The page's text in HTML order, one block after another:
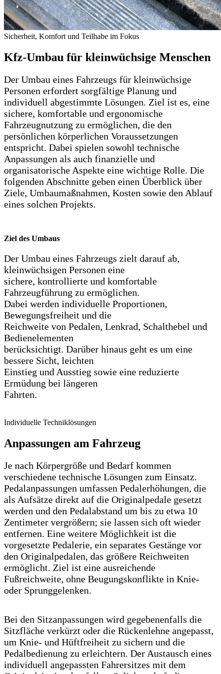
Sicherheit, Komfort und Teilhabe im Fokus
Kfz-Umbau für kleinwüchsige Menschen
Der Umbau eines Fahrzeugs für kleinwüchsige
Personen erfordert sorgfältige Planung und
individuell abgestimmte Lösungen. Ziel ist es, eine
sichere, komfortable und ergonomische
Fahrzeugnutzung zu ermöglichen, die den
persönlichen körperlichen Voraussetzungen
entspricht. Dabei spielen sowohl technische
Anpassungen als auch finanzielle und
organisatorische Aspekte eine wichtige Rolle. Die
folgenden Abschnitte geben einen Überblick über
Ziele, Umbaumaßnahmen, Kosten sowie den Ablauf
eines solchen Projekts.
Ziel des Umbaus
Der Umbau eines Fahrzeugs zielt darauf ab,
kleinwüchsigen Personen eine
sichere, kontrollierte und komfortable
Fahrzeugführung zu ermöglichen.
Dabei werden individuelle Proportionen,
Bewegungsfreiheit und die
Reichweite von Pedalen, Lenkrad, Schalthebel und
Bedienelementen
berücksichtigt. Darüber hinaus geht es um eine
bessere Sicht, leichten
Einstieg und Ausstieg sowie eine reduzierte
Ermüdung bei längeren
Fahrten.
Individuelle Techniklösungen
Anpassungen am Fahrzeug
Je nach Körpergröße und Bedarf kommen
verschiedene technische Lösungen zum Einsatz.
Pedalanpassungen umfassen Pedalerhöhungen, die
als Aufsätze direkt auf die Originalpedale gesetzt
werden und den Pedalabstand um bis zu etwa 10
Zentimeter vergrößern; sie lassen sich oft wieder
entfernen. Eine weitere Möglichkeit ist die
vorgesetzte Pedalerie, ein separates Gestänge vor
den Originalpedalen, das größere Reichweiten
ermöglicht. Ziel ist eine ausreichende
Fußreichweite, ohne Beugungskonflikte in Knie-
oder Sprunggelenken.
Bei den Sitzanpassungen wird gegebenenfalls die
Sitzfläche verkürzt oder die Rückenlehne angepasst,
um Knie- und Hüftfreiheit zu sichern und die
Pedalbedienung zu erleichtern. Der Austausch eines
individuell angepassten Fahrersitzes mit dem